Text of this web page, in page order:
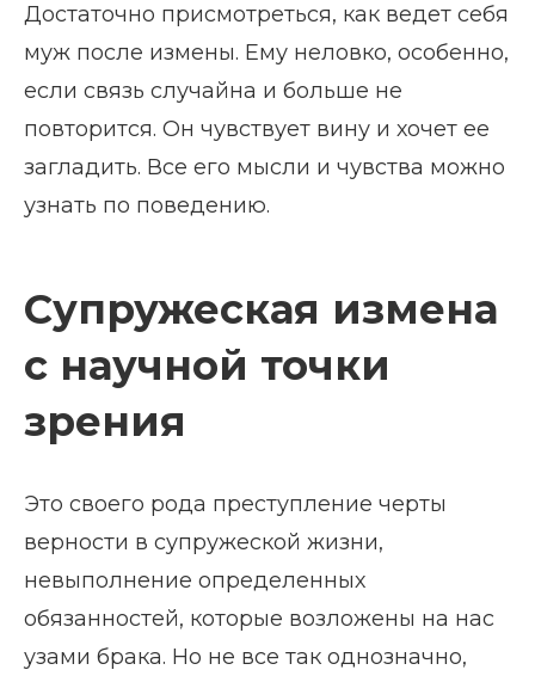
Достаточно присмотреться, как ведет себя
муж после измены. Ему неловко, особенно,
если связь случайна и больше не
повторится. Он чувствует вину и хочет ее
загладить. Все его мысли и чувства можно
узнать по поведению.
Супружеская измена
с научной точки
зрения
Это своего рода преступление черты
верности в супружеской жизни,
невыполнение определенных
обязанностей, которые возложены на нас
узами брака. Но не все так однозначно,